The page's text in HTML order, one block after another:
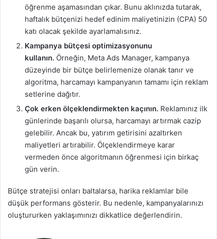
öğrenme aşamasından çıkar. Bunu aklınızda tutarak,
haftalık bütçenizi hedef edinim maliyetinizin (CPA) 50
katı olacak şekilde ayarlamalısınız.
Kampanya bütçesi optimizasyonunu
kullanın. Örneğin, Meta Ads Manager, kampanya
düzeyinde bir bütçe belirlemenize olanak tanır ve
algoritma, harcamayı kampanyanın tamamı için reklam
setlerine dağıtır.
Çok erken ölçeklendirmekten kaçının. Reklamınız ilk
günlerinde başarılı olursa, harcamayı artırmak cazip
gelebilir. Ancak bu, yatırım getirisini azaltırken
maliyetleri artırabilir. Ölçeklendirmeye karar
vermeden önce algoritmanın öğrenmesi için birkaç
gün verin.
Bütçe stratejisi onları baltalarsa, harika reklamlar bile
düşük performans gösterir. Bu nedenle, kampanyalarınızı
oluştururken yaklaşımınızı dikkatlice değerlendirin.